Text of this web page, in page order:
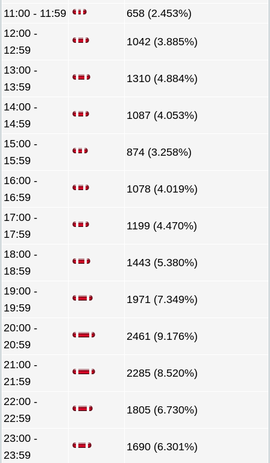
11:00 - 11:59
658 (2.453%)
12:00 -
12:59
1042 (3.885%)
13:00 -
13:59
1310 (4.884%)
14:00 -
14:59
1087 (4.053%)
15:00 -
15:59
874 (3.258%)
16:00 -
16:59
1078 (4.019%)
17:00 -
17:59
1199 (4.470%)
18:00 -
18:59
1443 (5.380%)
19:00 -
19:59
1971 (7.349%)
20:00 -
20:59
2461 (9.176%)
21:00 -
21:59
2285 (8.520%)
22:00 -
22:59
1805 (6.730%)
23:00 -
23:59
1690 (6.301%)